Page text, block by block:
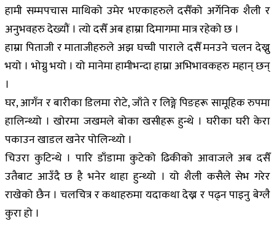
हामी सम्मपचास माथिको उमेर भएकाहरुले दसैँको अर्गेनिक शैली र
अनुभवहरु देख्यौं । त्यो दसैँ अब हाम्रा दिमागमा मात्र रहेको छ ।
हाम्रा पिताजी र माताजीहरुले अझ घच्ची पाराले दसैँ मनउने चलन देख्नु
भयो । भोग्नु भयो । यो मानेमा हामीभन्दा हाम्रा अभिभावकहरु महान् छन्
।
घर, आगँन र बारीका डिलमा रोटे, जाँते र लिङ्गे पिङहरू सामूहिक रुपमा
हालिन्थ्यो । खोरमा जखमले बोका खसीहरू हुन्थे । घरीका घरी केरा
पकाउन खाडल खनेर पोलिन्थ्यो ।
चिउरा कुटिन्थे । पारि डाँडामा कुटेको ढिकीको आवाजले अब दसैँ
उतैबाट आउँदै छ है भनेर थाहा हुन्थ्यो । यो शैली कसैले सेभ गरेर
राखेको छैन । चलचित्र र कथाहरुमा यदाकथा देख्न र पढ्न पाइनु बेग्लै
कुरा हो ।